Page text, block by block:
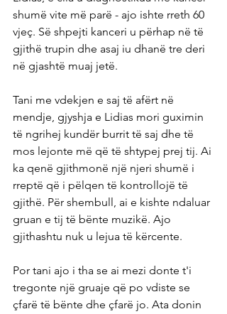
shumë vite më parë - ajo ishte rreth 60
vjeç. Së shpejti kanceri u përhap në të
gjithë trupin dhe asaj iu dhanë tre deri
në gjashtë muaj jetë.
Tani me vdekjen e saj të afërt në
mendje, gjyshja e Lidias mori guximin
të ngrihej kundër burrit të saj dhe të
mos lejonte më që të shtypej prej tij. Ai
ka qenë gjithmonë një njeri shumë i
rreptë që i pëlqen të kontrollojë të
gjithë. Për shembull, ai e kishte ndaluar
gruan e tij të bënte muzikë. Ajo
gjithashtu nuk u lejua të kërcente.
Por tani ajo i tha se ai mezi donte t'i
tregonte një gruaje që po vdiste se
çfarë të bënte dhe çfarë jo. Ata donin